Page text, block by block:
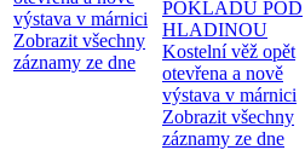
výstava v márnici
Zobrazit všechny
záznamy ze dne
POKLADŮ POD
HLADINOU
Kostelní věž opět
otevřena a nově
výstava v márnici
Zobrazit všechny
záznamy ze dne